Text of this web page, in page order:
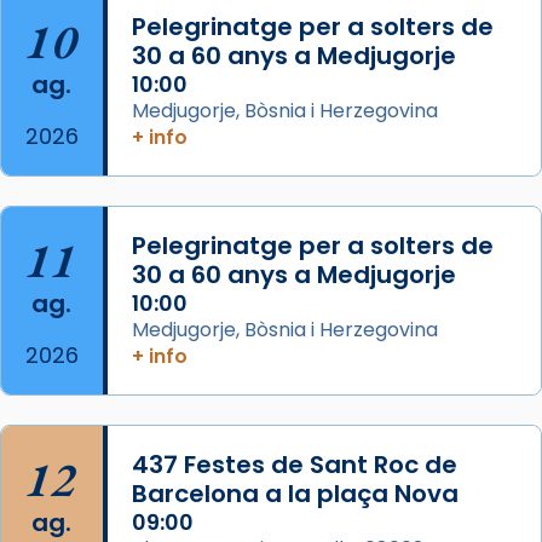
Aquest dilluns, 27 de juliol, ha tingut lloc la
missa d’acció de gràcies en agraïment al
comitè organitzador de la visita apostòlica
del Sant Pare Lleó XIV a Barcelona, i als
col·laboradors, a la Catedral de Barcelona.
L’arquebisbe de Barcelona, el cardenal Joan
Josep Omella, ha presidit la missa i l’ha
concelebrat el bisbe auxiliar de Barcelona,
Mons. David Abadías.
📸 Dr. G. Simón
Photo
View on Facebook · Share
Arquebisbat de Barcelona
2 weeks ago
Memòria de les santes Juliana i
10
ag.
2026
Pelegrinatge per a solters de
30 a 60 anys a Medjugorje
10:00
Medjugorje, Bòsnia i Herzegovina
+ info
11
ag.
2026
Pelegrinatge per a solters de
30 a 60 anys a Medjugorje
10:00
Medjugorje, Bòsnia i Herzegovina
+ info
12
ag.
437 Festes de Sant Roc de
Barcelona a la plaça Nova
09:00